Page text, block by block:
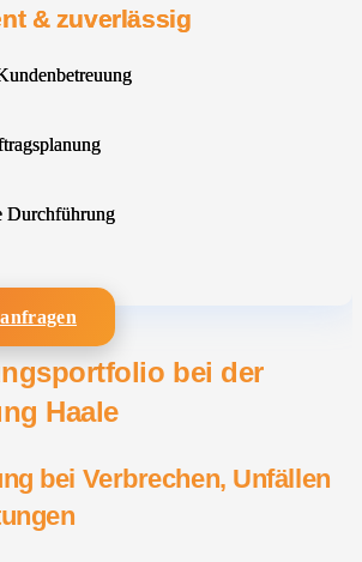
& zuverlässig
Durchführung
bei der
Haale
bei Verbrechen, Unfällen